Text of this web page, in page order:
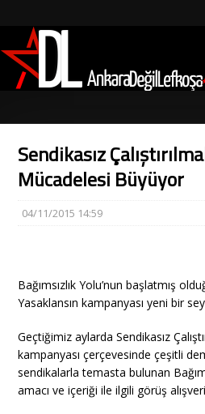
Sendikasız
Mücadelesi Büyüyor
04/11/2015 14:59
Bağımsızlık Yolu’nun başlatmış
Yasaklansın kampanyası yeni bir
Geçtiğimiz aylarda Sendikasız
kampanyası çerçevesinde çeşitli
sendikalarla temasta bulunan
amacı ve içeriği ile ilgili görüş